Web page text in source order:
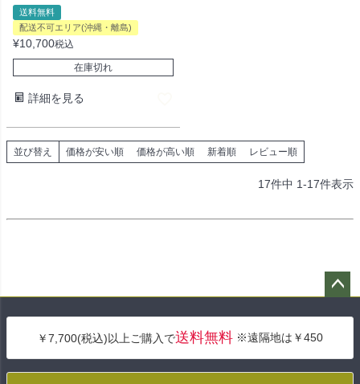
送料無料
配送不可エリア(沖縄・離島)
¥10,700税込
在庫切れ
詳細を見る
並び替え 価格が安い順 価格が高い順 新着順 レビュー順
17件中 1-17件表示
へ
￥7,700(税込)以上ご購入で送料無料 ※遠隔地は￥450